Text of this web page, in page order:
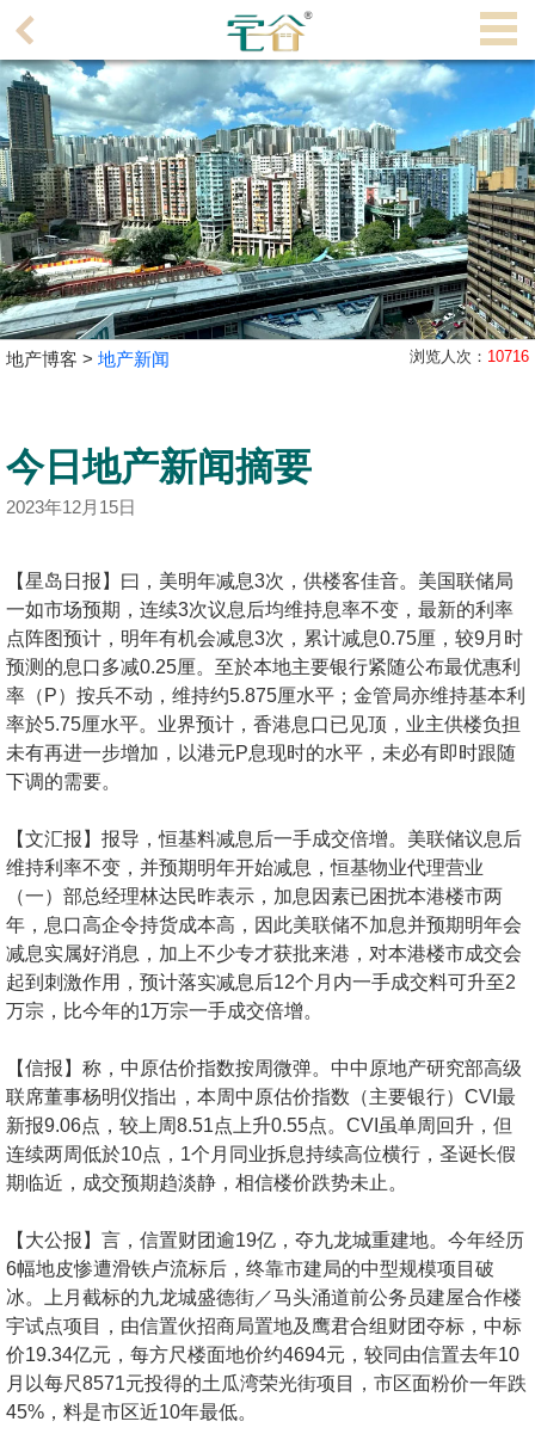
理
主
页
搵
楼/
成
交
业
主
宅
谷
揭
地
产
博
客
地
新
闻
数
据
公
置
业
手
册
关
於
我
们
地产博客 > 地产新闻 浏览人次： 10716
今日地产新闻摘要
2023年12月15日
【星岛日报】曰，美明年减息3次，供楼客佳音。美国联储局
一如市场预期，连续3次议息后均维持息率不变，最新的利率
点阵图预计，明年有机会减息3次，累计减息0.75厘，较9月时
预测的息口多减0.25厘。至於本地主要银行紧随公布最优惠利
率（P）按兵不动，维持约5.875厘水平；金管局亦维持基本利
率於5.75厘水平。业界预计，香港息口已见顶，业主供楼负担
未有再进一步增加，以港元P息现时的水平，未必有即时跟随
下调的需要。
【文汇报】报导，恒基料减息后一手成交倍增。美联储议息后
维持利率不变，并预期明年开始减息，恒基物业代理营业
（一）部总经理林达民昨表示，加息因素已困扰本港楼市两
年，息口高企令持货成本高，因此美联储不加息并预期明年会
减息实属好消息，加上不少专才获批来港，对本港楼市成交会
起到刺激作用，预计落实减息后12个月内一手成交料可升至2
万宗，比今年的1万宗一手成交倍增。
【信报】称，中原估价指数按周微弹。中中原地产研究部高级
联席董事杨明仪指出，本周中原估价指数（主要银行）CVI最
新报9.06点，较上周8.51点上升0.55点。CVI虽单周回升，但
连续两周低於10点，1个月同业拆息持续高位横行，圣诞长假
期临近，成交预期趋淡静，相信楼价跌势未止。
【大公报】言， 信置财团逾19亿，夺九龙城重建地。今年经历
6幅地皮惨遭滑铁卢流标后，终靠市建局的中型规模项目破
冰。上月截标的九龙城盛德街／马头涌道前公务员建屋合作楼
宇试点项目，由信置伙招商局置地及鹰君合组财团夺标，中标
价19.34亿元，每方尺楼面地价约4694元，较同由信置去年10
月以每尺8571元投得的土瓜湾荣光街项目，市区面粉价一年跌
45%，料是市区近10年最低。